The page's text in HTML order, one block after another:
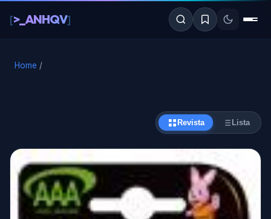
contenido
[>_ANHQV]
Home /
Revista Lista